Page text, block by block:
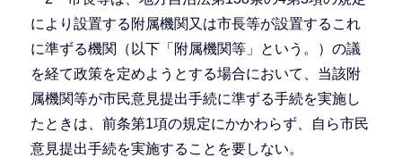
により設置する附属機関又は市長等が設置するこれ
に準ずる機関（以下「附属機関等」という。）の議
を経て政策を定めようとする場合において、当該附
属機関等が市民意見提出手続に準ずる手続を実施し
たときは、前条第1項の規定にかかわらず、自ら市民
意見提出手続を実施することを要しない。